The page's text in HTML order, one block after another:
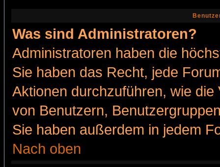
Was sind Administratoren?
Administratoren haben die
Sie haben das Recht, jede
Aktionen durchzuführen, wie
von Benutzern,
Sie haben außerdem in jedem
Nach oben